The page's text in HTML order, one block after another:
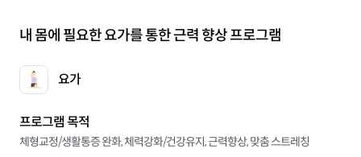
내 몸에 필요한 요가를 통한 근력 향상 프로그램
요가
프로그램 목적
체형교정/생활통증 완화, 체력강화/건강유지, 근력향상, 맞춤 스트레칭